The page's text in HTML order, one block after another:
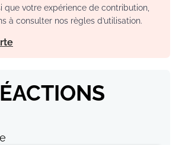
que votre expérience de contribution,
à consulter nos règles d’utilisation.